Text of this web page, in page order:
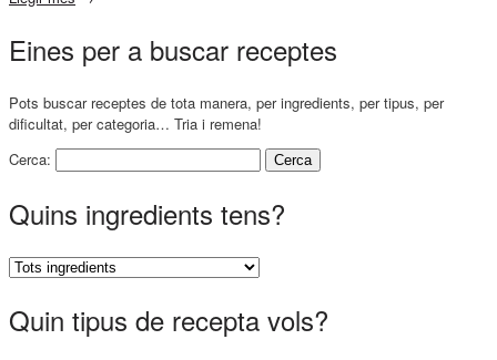
Eines per a buscar receptes
Pots buscar receptes de tota manera, per ingredients, per tipus, per
dificultat, per categoria… Tria i remena!
Cerca:
Quins ingredients tens?
Quin tipus de recepta vols?